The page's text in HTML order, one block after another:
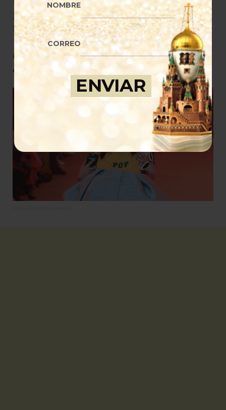
NOMBRE
CORREO
junto a su visión innovadora, revolucionaria y
humana.
La despedida fue dura, pero su legado será largo en
el mundo de la moda.